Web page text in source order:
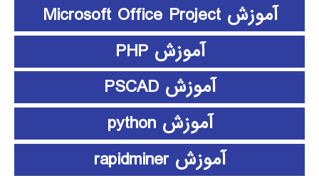
آموزش Microsoft Office Project
آموزش PHP
آموزش PSCAD
آموزش python
آموزش rapidminer